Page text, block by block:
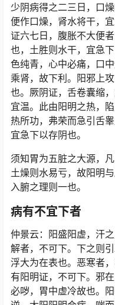
少阴病得之二三日，口
便作口燥，肾水将干，
证六七日，腹胀不大便
也，土胜则水干，宜急
色纯青，心中必痛，口
乘肾，故下利。阳邪上
也。厥阴证，舌卷囊缩
宜温。此由阳明之热，
热所功，弗荣而急引舌
宜急下以存阴也。
须知胃为五脏之大源，
土燥则水易亏，故阳明
入腑之理则一也。
病有不宜下者
仲景云：阳盛阳虚，汗
解者，不可下。下之则
浮大为在表也。恶寒者
有阳明证，不可下。邪
必哕，胃中虚冷故也。